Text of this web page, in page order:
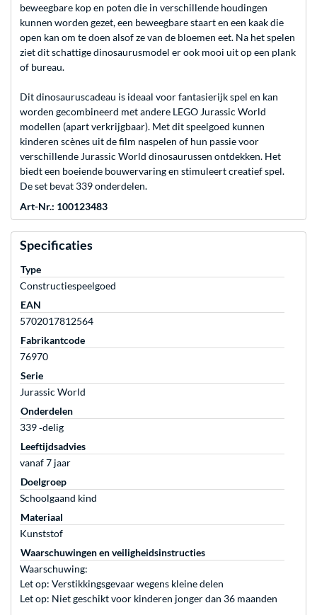
beweegbare kop en poten die in verschillende houdingen
kunnen worden gezet, een beweegbare staart en een kaak die
open kan om te doen alsof ze van de bloemen eet. Na het spelen
ziet dit schattige dinosaurusmodel er ook mooi uit op een plank
of bureau.
Dit dinosauruscadeau is ideaal voor fantasierijk spel en kan
worden gecombineerd met andere LEGO Jurassic World
modellen (apart verkrijgbaar). Met dit speelgoed kunnen
kinderen scènes uit de film naspelen of hun passie voor
verschillende Jurassic World dinosaurussen ontdekken. Het
biedt een boeiende bouwervaring en stimuleert creatief spel.
De set bevat 339 onderdelen.
Art-Nr.: 100123483
Specificaties
Type
Constructiespeelgoed
EAN
5702017812564
Fabrikantcode
76970
Serie
Jurassic World
Onderdelen
339 ‐delig
Leeftijdsadvies
vanaf 7 jaar
Doelgroep
Schoolgaand kind
Materiaal
Kunststof
Waarschuwingen en veiligheidsinstructies
Waarschuwing:
Let op: Verstikkingsgevaar wegens kleine delen
Let op: Niet geschikt voor kinderen jonger dan 36 maanden